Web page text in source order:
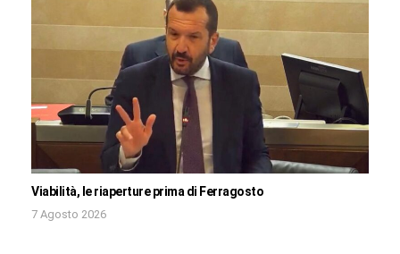
Viabilità, le riaperture prima di Ferragosto
7 Agosto 2026